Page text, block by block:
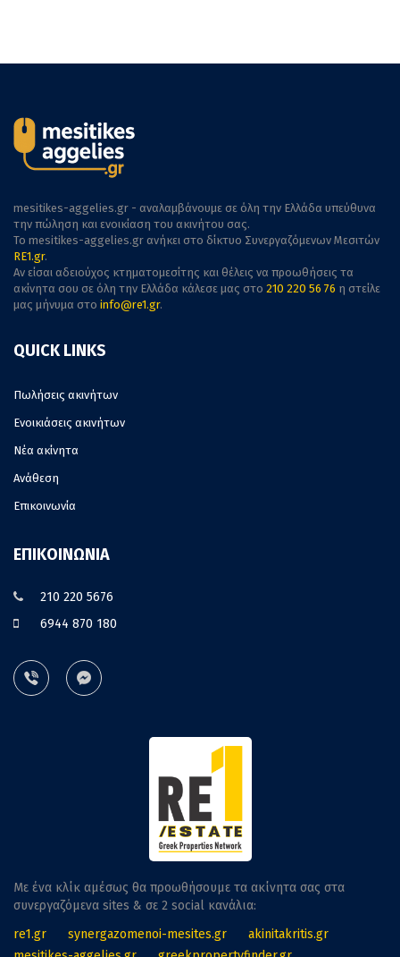
mesitikes-aggelies.gr - αναλαμβάνουμε σε όλη την Ελλάδα υπεύθυνα
την πώληση και ενοικίαση του ακινήτου σας.
To mesitikes-aggelies.gr ανήκει στο δίκτυο Συνεργαζόμενων Μεσιτών
RE1.gr.
Αν είσαι αδειούχος κτηματομεσίτης και θέλεις να προωθήσεις τα
ακίνητα σου σε όλη την Ελλάδα κάλεσε μας στο 210 220 56 76 η στείλε
μας μήνυμα στο info@re1.gr.
QUICK LINKS
Πωλήσεις ακινήτων
Ενοικιάσεις ακινήτων
Νέα ακίνητα
Ανάθεση
Επικοινωνία
ΕΠΙΚΟΙΝΩΝΙΑ
210 220 5676
6944 870 180
Με ένα κλίκ αμέσως θα προωθήσουμε τα ακίνητα σας στα
συνεργαζόμενα sites & σε 2 social κανάλια:
re1.gr
synergazomenoi-mesites.gr
akinitakritis.gr